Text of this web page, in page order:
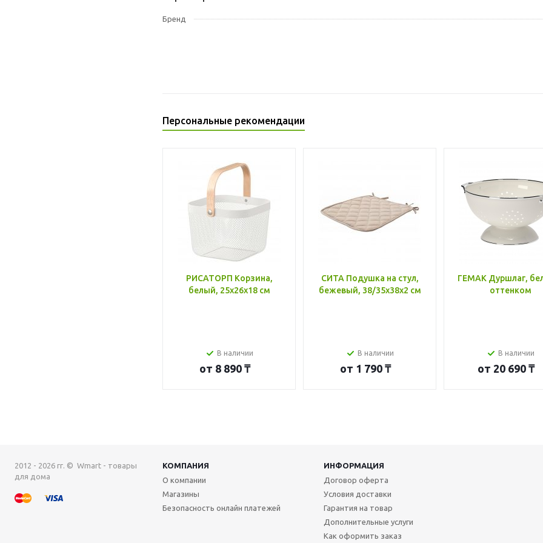
Бренд
Персональные рекомендации
РИСАТОРП Корзина,
белый, 25x26x18 см
В наличии
от 8 890 ₸
СИТА Подушка на стул,
бежевый, 38/35x38x2 см
В наличии
от 1 790 ₸
ГЕМАК Дуршлаг,
оттенком
В наличии
от 20 690 ₸
2012 - 2026 гг. © Wmart - товары
для дома
КОМПАНИЯ
ИНФОРМАЦИЯ
О компании
Магазины
Безопасность онлайн платежей
Договор оферта
Условия доставки
Гарантия на товар
Дополнительные услуги
Как оформить заказ